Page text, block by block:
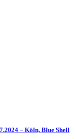
– Köln, Blue Shell